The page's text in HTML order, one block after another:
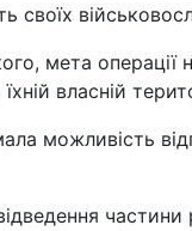
своїх
мета операції
власній
можливість
частини